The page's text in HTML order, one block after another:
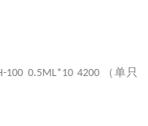
100 0.5ML*10 4200 （单只